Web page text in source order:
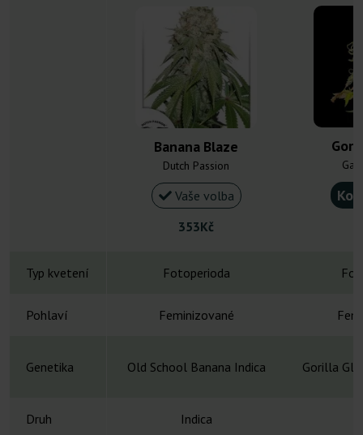
Banana Blaze
Dutch Passion
Vaše volba
353Kč
Typ kvetení Fotoperioda
Pohlaví Feminizované
Genetika Old School Banana Indica Gorilla
Druh Indica